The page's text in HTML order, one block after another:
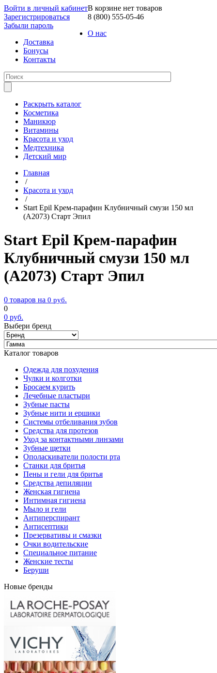
Войти в личный кабинет
Зарегистрироваться
Забыли пароль
В корзине нет товаров
8 (800) 555-05-46
О нас
Доставка
Бонусы
Контакты
Раскрыть каталог
Косметика
Маникюр
Витамины
Красота и уход
Медтехника
Детский мир
Главная
/
Красота и уход
/
Start Epil Крем-парафин Клубничный смузи 150 мл
(А2073) Старт Эпил
Start Epil Крем-парафин
Клубничный смузи 150 мл
(А2073) Старт Эпил
0 товаров на 0 руб.
0
0 руб.
Выбери бренд
Каталог товаров
Одежда для похудения
Чулки и колготки
Бросаем курить
Лечебные пластыри
Зубные пасты
Зубные нити и ершики
Системы отбеливания зубов
Средства для протезов
Уход за контактными линзами
Зубные щетки
Ополаскиватели полости рта
Станки для бритья
Пены и гели для бритья
Средства депиляции
Женская гигиена
Интимная гигиена
Мыло и гели
Антиперспирант
Антисептики
Презервативы и смазки
Очки водительские
Специальное питание
Женские тесты
Беруши
Новые бренды